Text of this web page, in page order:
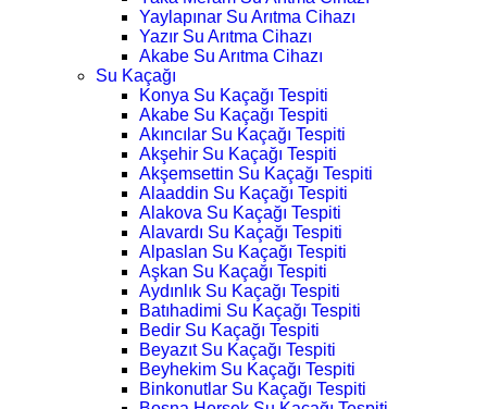
Yaylapınar Su Arıtma Cihazı
Yazır Su Arıtma Cihazı
Akabe Su Arıtma Cihazı
Su Kaçağı
Konya Su Kaçağı Tespiti
Akabe Su Kaçağı Tespiti
Akıncılar Su Kaçağı Tespiti
Akşehir Su Kaçağı Tespiti
Akşemsettin Su Kaçağı Tespiti
Alaaddin Su Kaçağı Tespiti
Alakova Su Kaçağı Tespiti
Alavardı Su Kaçağı Tespiti
Alpaslan Su Kaçağı Tespiti
Aşkan Su Kaçağı Tespiti
Aydınlık Su Kaçağı Tespiti
Batıhadimi Su Kaçağı Tespiti
Bedir Su Kaçağı Tespiti
Beyazıt Su Kaçağı Tespiti
Beyhekim Su Kaçağı Tespiti
Binkonutlar Su Kaçağı Tespiti